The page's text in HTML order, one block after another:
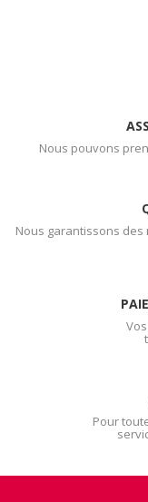
Nous pouvons
Nous garantissons
Pour